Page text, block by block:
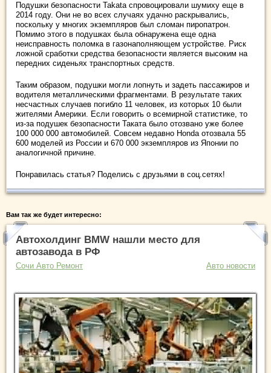
Подушки безопасности Takata спровоцировали шумиху еще в
2014 году. Они не во всех случаях удачно раскрывались,
поскольку у многих экземпляров был сломан пиропатрон.
Помимо этого в подушках была обнаружена еще одна
неисправность поломка в газонаполняющем устройстве. Риск
ложной сработки средства безопасности является высоким на
передних сиденьях транспортных средств.
Таким образом, подушки могли лопнуть и задеть пассажиров и
водителя металлическими фрагментами. В результате таких
несчастных случаев погибло 11 человек, из которых 10 были
жителями Америки. Если говорить о всемирной статистике, то
из-за подушек безопасности Таката было отозвано уже более
100 000 000 автомобилей. Совсем недавно Honda отозвала 55
600 моделей из России и 670 000 экземпляров из Японии по
аналогичной причине.
Понравилась статья? Поделись с друзьями в соц.сетях!
Вам так же будет интересно:
Автохолдинг BMW нашли место для
автозавода в РФ
Сочи Авто Ремонт Авто новости